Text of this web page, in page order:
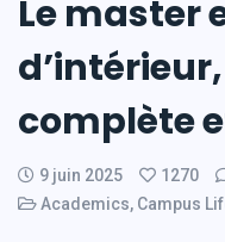
Le master
complète
9 juin 2025 1270
Academics, Campus